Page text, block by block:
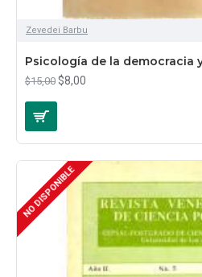
Zevedei Barbu
Psicología de la democracia
$15,00 $8,00
NO DISPONIBLE